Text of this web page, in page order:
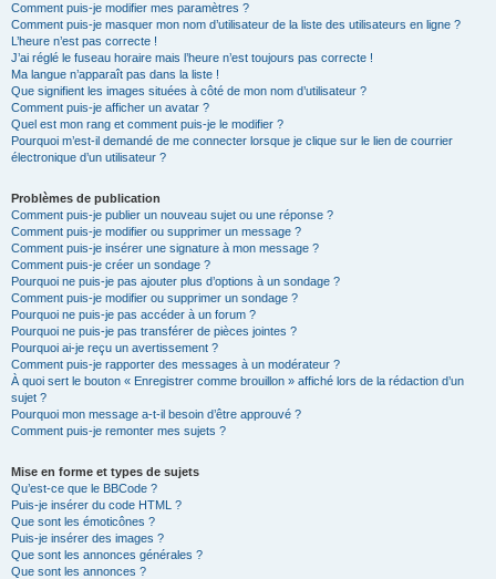
Comment puis-je modifier mes paramètres ?
Comment puis-je masquer mon nom d’utilisateur de la liste des utilisateurs en ligne ?
L’heure n’est pas correcte !
J’ai réglé le fuseau horaire mais l’heure n’est toujours pas correcte !
Ma langue n’apparaît pas dans la liste !
Que signifient les images situées à côté de mon nom d’utilisateur ?
Comment puis-je afficher un avatar ?
Quel est mon rang et comment puis-je le modifier ?
Pourquoi m’est-il demandé de me connecter lorsque je clique sur le lien de courrier
électronique d’un utilisateur ?
Problèmes de publication
Comment puis-je publier un nouveau sujet ou une réponse ?
Comment puis-je modifier ou supprimer un message ?
Comment puis-je insérer une signature à mon message ?
Comment puis-je créer un sondage ?
Pourquoi ne puis-je pas ajouter plus d’options à un sondage ?
Comment puis-je modifier ou supprimer un sondage ?
Pourquoi ne puis-je pas accéder à un forum ?
Pourquoi ne puis-je pas transférer de pièces jointes ?
Pourquoi ai-je reçu un avertissement ?
Comment puis-je rapporter des messages à un modérateur ?
À quoi sert le bouton « Enregistrer comme brouillon » affiché lors de la rédaction d’un
sujet ?
Pourquoi mon message a-t-il besoin d’être approuvé ?
Comment puis-je remonter mes sujets ?
Mise en forme et types de sujets
Qu’est-ce que le BBCode ?
Puis-je insérer du code HTML ?
Que sont les émoticônes ?
Puis-je insérer des images ?
Que sont les annonces générales ?
Que sont les annonces ?